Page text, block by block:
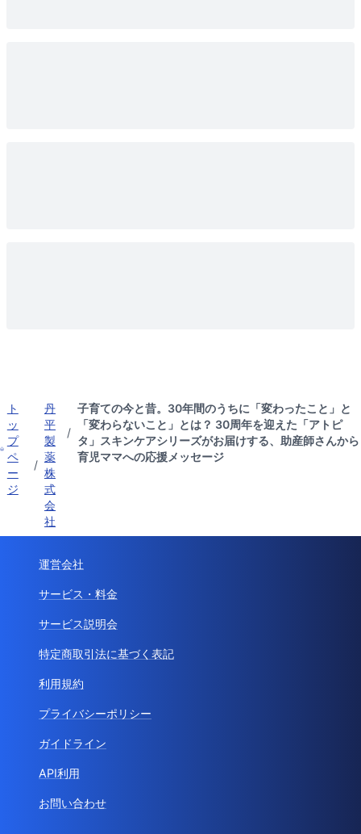
ト
ッ
プ
ペ
ー
ジ
/
丹
平
製
薬
株
式
会
社
/
子育ての今と昔。30年間のうちに「変わったこと」と
「変わらないこと」とは？ 30周年を迎えた「アトピ
タ」スキンケアシリーズがお届けする、助産師さんから
育児ママへの応援メッセージ
運営会社
サービス・料金
サービス説明会
特定商取引法に基づく表記
利用規約
プライバシーポリシー
ガイドライン
API利用
お問い合わせ